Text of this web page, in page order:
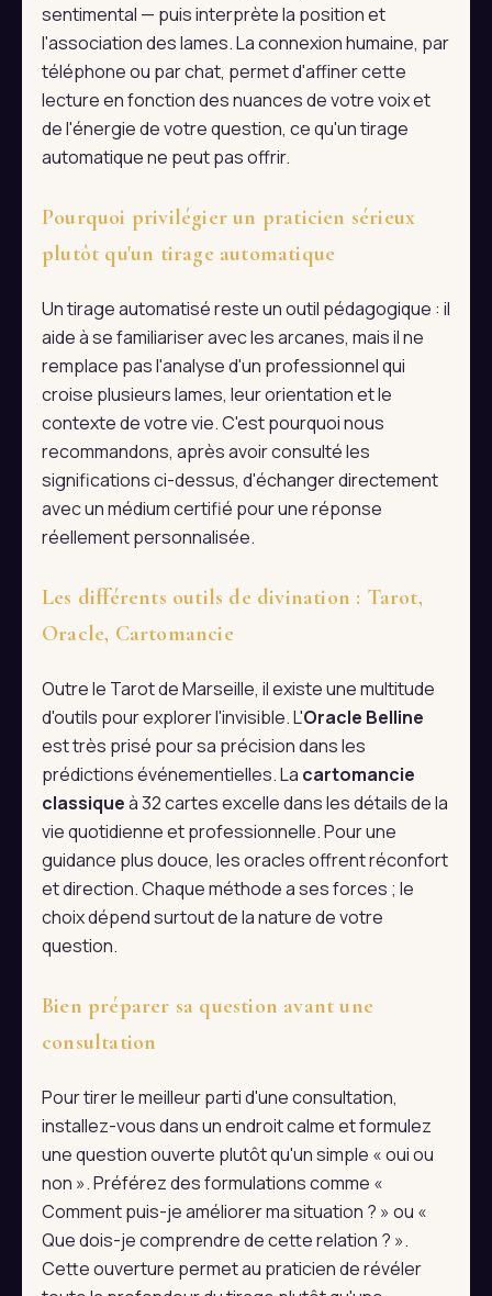
sentimental — puis interprète la position et
l'association des lames. La connexion humaine, par
téléphone ou par chat, permet d'affiner cette
lecture en fonction des nuances de votre voix et
de l'énergie de votre question, ce qu'un tirage
automatique ne peut pas offrir.
Pourquoi privilégier un praticien sérieux
plutôt qu'un tirage automatique
Un tirage automatisé reste un outil pédagogique : il
aide à se familiariser avec les arcanes, mais il ne
remplace pas l'analyse d'un professionnel qui
croise plusieurs lames, leur orientation et le
contexte de votre vie. C'est pourquoi nous
recommandons, après avoir consulté les
significations ci-dessus, d'échanger directement
avec un médium certifié pour une réponse
réellement personnalisée.
Les différents outils de divination : Tarot,
Oracle, Cartomancie
Outre le Tarot de Marseille, il existe une multitude
d'outils pour explorer l'invisible. L'Oracle Belline
est très prisé pour sa précision dans les
prédictions événementielles. La cartomancie
classiqueà 32 cartes excelle dans les détails de la
vie quotidienne et professionnelle. Pour une
guidance plus douce, les oracles offrent réconfort
et direction. Chaque méthode a ses forces ; le
choix dépend surtout de la nature de votre
question.
Bien préparer sa question avant une
consultation
Pour tirer le meilleur parti d'une consultation,
installez-vous dans un endroit calme et formulez
une question ouverte plutôt qu'un simple « oui ou
non ». Préférez des formulations comme «
Comment puis-je améliorer ma situation ? » ou «
Que dois-je comprendre de cette relation ? ».
Cette ouverture permet au praticien de révéler